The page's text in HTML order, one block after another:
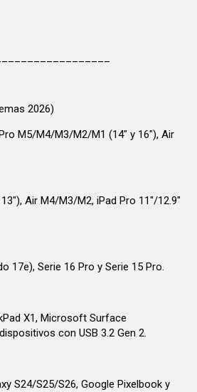
2026)
M5/M4/M3/M2/M1 (14" y 16"), Air
Air M4/M3/M2, iPad Pro 11"/12.9"
17e), Serie 16 Pro y Serie 15 Pro.
X1, Microsoft Surface
con USB 3.2 Gen 2.
S24/S25/S26, Google Pixelbook y